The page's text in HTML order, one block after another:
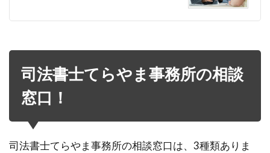
司法書士てらやま事務所の相談
窓口！
司法書士てらやま事務所の相談窓口は、3種類ありま